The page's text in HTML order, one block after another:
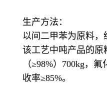
生产方法：
以间二甲苯为原料，
该工艺中吨产品的原
（≥98%）700kg，氟
收率≥85%。